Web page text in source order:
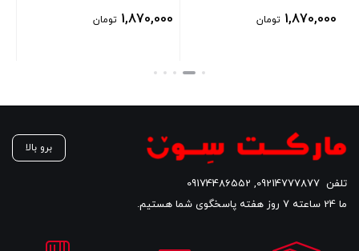
1,870,000 تومان 1,870,000 تومان
برو بالا
تلفن 09214777877
,
09174486552
ما 24 ساعته 7 روز هفته پاسخگوی شما هستیم.